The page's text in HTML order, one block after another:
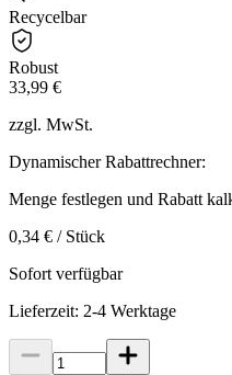
Recycelbar
Robust
33,99 €
zzgl. MwSt.
Dynamischer Rabattrechner:
Menge festlegen und Rabatt
0,34 € / Stück
Sofort verfügbar
Lieferzeit: 2-4 Werktage